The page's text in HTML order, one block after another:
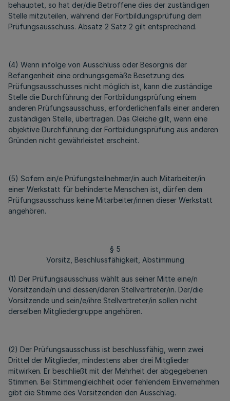
behauptet, so hat der/die Betroffene dies der zuständigen
Stelle mitzuteilen, während der Fortbildungsprüfung dem
Prüfungsausschuss. Absatz 2 Satz 2 gilt entsprechend.
(4) Wenn infolge von Ausschluss oder Besorgnis der
Befangenheit eine ordnungsgemäße Besetzung des
Prüfungsausschusses nicht möglich ist, kann die zuständige
Stelle die Durchführung der Fortbildungsprüfung einem
anderen Prüfungsausschuss, erforderlichenfalls einer anderen
zuständigen Stelle, übertragen. Das Gleiche gilt, wenn eine
objektive Durchführung der Fortbildungsprüfung aus anderen
Gründen nicht gewährleistet erscheint.
(5) Sofern ein/e Prüfungsteilnehmer/in auch Mitarbeiter/in
einer Werkstatt für behinderte Menschen ist, dürfen dem
Prüfungsausschuss keine Mitarbeiter/innen dieser Werkstatt
angehören.
§ 5
Vorsitz, Beschlussfähigkeit, Abstimmung
(1) Der Prüfungsausschuss wählt aus seiner Mitte eine/n
Vorsitzende/n und dessen/deren Stellvertreter/in. Der/die
Vorsitzende und sein/e/ihre Stellvertreter/in sollen nicht
derselben Mitgliedergruppe angehören.
(2) Der Prüfungsausschuss ist beschlussfähig, wenn zwei
Drittel der Mitglieder, mindestens aber drei Mitglieder
mitwirken. Er beschließt mit der Mehrheit der abgegebenen
Stimmen. Bei Stimmengleichheit oder fehlendem Einvernehmen
gibt die Stimme des Vorsitzenden den Ausschlag.